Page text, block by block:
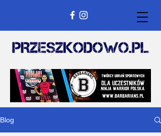
Blog